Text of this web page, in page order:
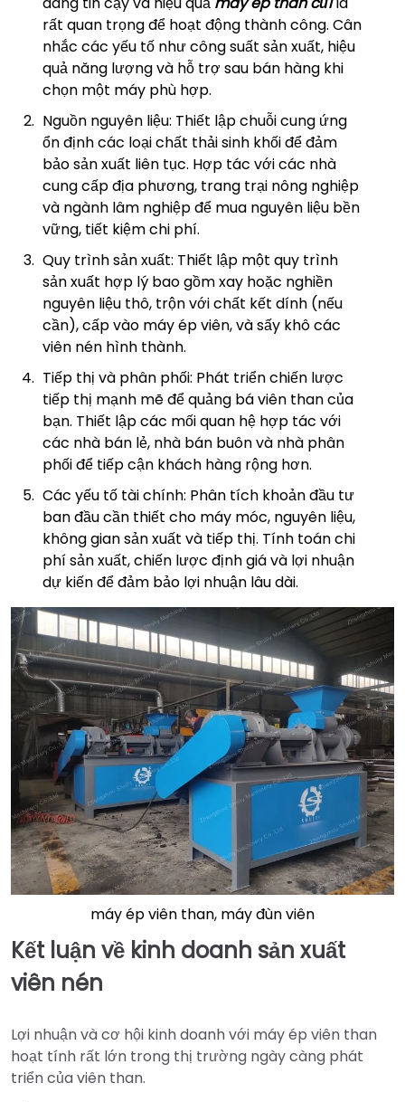
rất quan trọng để hoạt động thành công. Cân
nhắc các yếu tố như công suất sản xuất, hiệu
quả năng lượng và hỗ trợ sau bán hàng khi
chọn một máy phù hợp.
Nguồn nguyên liệu: Thiết lập chuỗi cung ứng
ổn định các loại chất thải sinh khối để đảm
bảo sản xuất liên tục. Hợp tác với các nhà
cung cấp địa phương, trang trại nông nghiệp
và ngành lâm nghiệp để mua nguyên liệu bền
vững, tiết kiệm chi phí.
Quy trình sản xuất: Thiết lập một quy trình
sản xuất hợp lý bao gồm xay hoặc nghiền
nguyên liệu thô, trộn với chất kết dính (nếu
cần), cấp vào máy ép viên, và sấy khô các
viên nén hình thành.
Tiếp thị và phân phối: Phát triển chiến lược
tiếp thị mạnh mẽ để quảng bá viên than của
bạn. Thiết lập các mối quan hệ hợp tác với
các nhà bán lẻ, nhà bán buôn và nhà phân
phối để tiếp cận khách hàng rộng hơn.
Các yếu tố tài chính: Phân tích khoản đầu tư
ban đầu cần thiết cho máy móc, nguyên liệu,
không gian sản xuất và tiếp thị. Tính toán chi
phí sản xuất, chiến lược định giá và lợi nhuận
dự kiến để đảm bảo lợi nhuận lâu dài.
máy ép viên than, máy đùn viên
Kết luận về kinh doanh sản xuất
viên nén
Lợi nhuận và cơ hội kinh doanh với máy ép viên than
hoạt tính rất lớn trong thị trường ngày càng phát
triển của viên than.